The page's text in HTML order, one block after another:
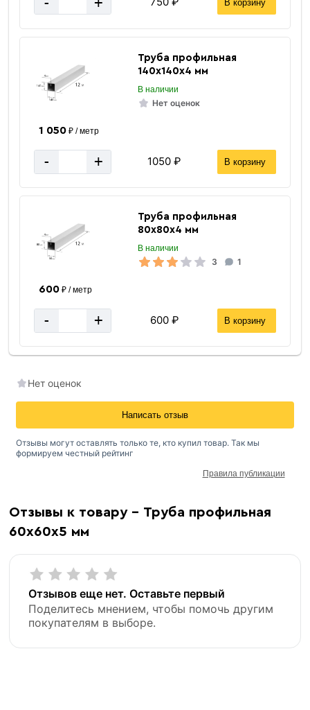
В корзину
Труба профильная
140х140х4 мм
В наличии
Нет оценок
1 050₽ / метр
- + 1050 ₽ В корзину
Труба профильная
80х80х4 мм
В наличии
3 1
600₽ / метр
- + 600 ₽ В корзину
Отзывы к товару - Труба профильная
60х60х5 мм
Отзывов еще нет. Оставьте первый
Поделитесь мнением, чтобы помочь другим
покупателям в выборе.
Нет оценок
Написать отзыв
Отзывы могут оставлять только те, кто купил товар. Так мы
формируем честный рейтинг
Правила публикации